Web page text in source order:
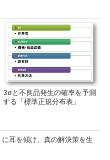
3σと不良品発生の確率を予測
する「標準正規分布表」
耳を傾け、真の解決策を生